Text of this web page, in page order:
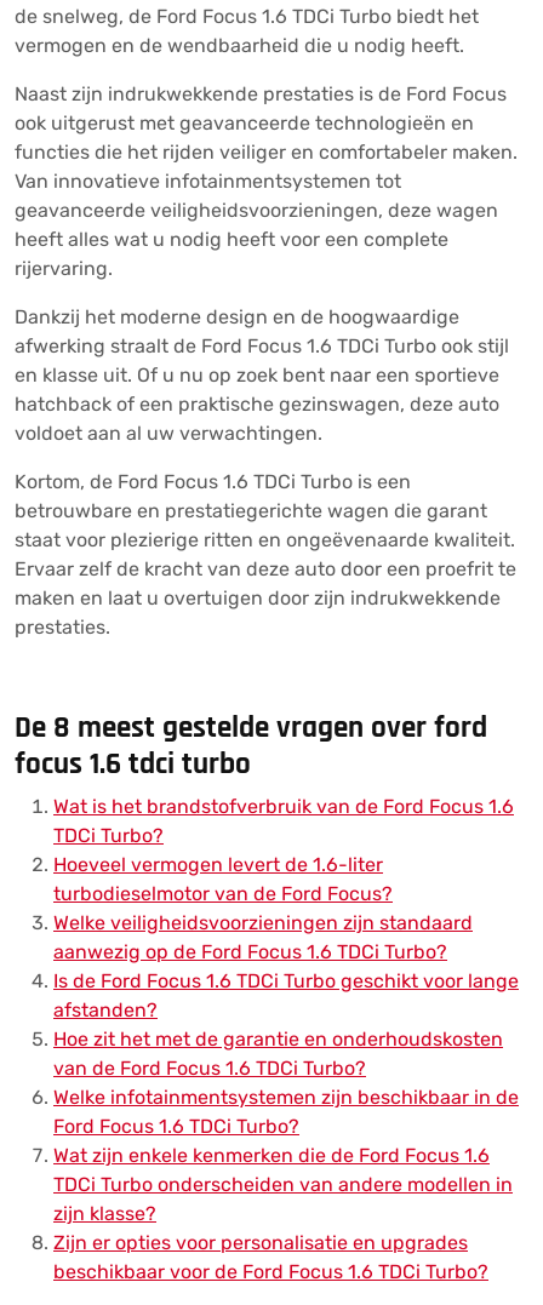
de snelweg, de Ford Focus 1.6 TDCi Turbo biedt het
vermogen en de wendbaarheid die u nodig heeft.
Naast zijn indrukwekkende prestaties is de Ford Focus
ook uitgerust met geavanceerde technologieën en
functies die het rijden veiliger en comfortabeler maken.
Van innovatieve infotainmentsystemen tot
geavanceerde veiligheidsvoorzieningen, deze wagen
heeft alles wat u nodig heeft voor een complete
rijervaring.
Dankzij het moderne design en de hoogwaardige
afwerking straalt de Ford Focus 1.6 TDCi Turbo ook stijl
en klasse uit. Of u nu op zoek bent naar een sportieve
hatchback of een praktische gezinswagen, deze auto
voldoet aan al uw verwachtingen.
Kortom, de Ford Focus 1.6 TDCi Turbo is een
betrouwbare en prestatiegerichte wagen die garant
staat voor plezierige ritten en ongeëvenaarde kwaliteit.
Ervaar zelf de kracht van deze auto door een proefrit te
maken en laat u overtuigen door zijn indrukwekkende
prestaties.
De 8 meest gestelde vragen over ford
focus 1.6 tdci turbo
Wat is het brandstofverbruik van de Ford Focus 1.6
TDCi Turbo?
Hoeveel vermogen levert de 1.6-liter
turbodieselmotor van de Ford Focus?
Welke veiligheidsvoorzieningen zijn standaard
aanwezig op de Ford Focus 1.6 TDCi Turbo?
Is de Ford Focus 1.6 TDCi Turbo geschikt voor lange
afstanden?
Hoe zit het met de garantie en onderhoudskosten
van de Ford Focus 1.6 TDCi Turbo?
Welke infotainmentsystemen zijn beschikbaar in de
Ford Focus 1.6 TDCi Turbo?
Wat zijn enkele kenmerken die de Ford Focus 1.6
TDCi Turbo onderscheiden van andere modellen in
zijn klasse?
Zijn er opties voor personalisatie en upgrades
beschikbaar voor de Ford Focus 1.6 TDCi Turbo?